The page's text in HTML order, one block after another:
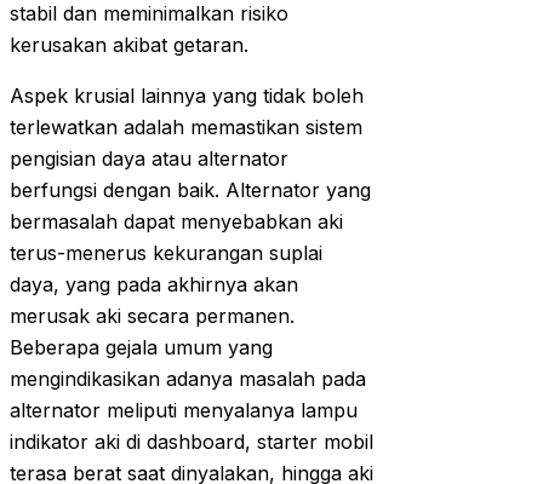
stabil dan meminimalkan risiko
kerusakan akibat getaran.
Aspek krusial lainnya yang tidak boleh
terlewatkan adalah memastikan sistem
pengisian daya atau alternator
berfungsi dengan baik. Alternator yang
bermasalah dapat menyebabkan aki
terus-menerus kekurangan suplai
daya, yang pada akhirnya akan
merusak aki secara permanen.
Beberapa gejala umum yang
mengindikasikan adanya masalah pada
alternator meliputi menyalanya lampu
indikator aki di dashboard, starter mobil
terasa berat saat dinyalakan, hingga aki